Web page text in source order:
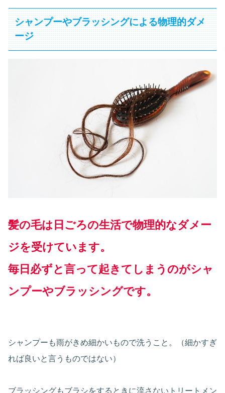
シャンプーやブラッシングによる物理的ダメ
ージ
髪の毛は日ごろの生活で物理的なダメー
ジを受けています。
毎日必ずと言って起きてしまうのがシャ
ンプーやブラッシングです。
シャンプーも雨がきめ細かいもので洗うこと。（細かすぎ
れば良いと言うものではない）
ブラッシングもブラシをするときに流さないトリートメン